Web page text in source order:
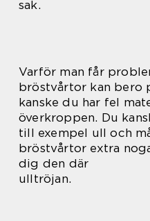
sak.
Varför man får
bröstvårtor kan bero
kanske du har fel
överkroppen. Du
till exempel ull och
bröstvårtor extra
dig den där
ulltröjan.